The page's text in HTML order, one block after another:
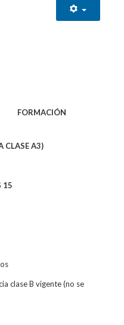
FORMACIÓN
CLASE A3)
clase B vigente (no se